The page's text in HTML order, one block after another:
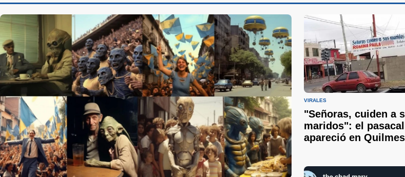
VIRALES
"Señoras, cuiden a
maridos": el
apareció en Quilmes